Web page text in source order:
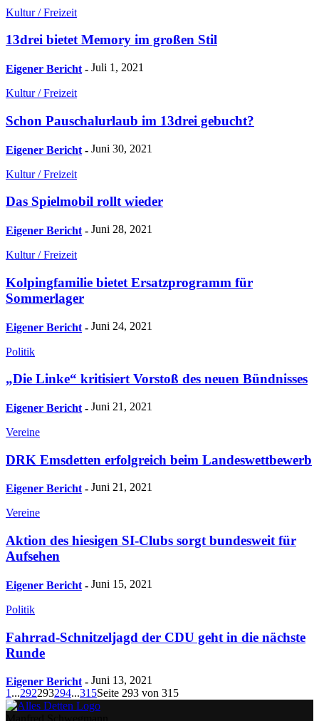
Kultur / Freizeit
13drei bietet Memory im großen Stil
Eigener Bericht - Juli 1, 2021
Kultur / Freizeit
Schon Pauschalurlaub im 13drei gebucht?
Eigener Bericht - Juni 30, 2021
Kultur / Freizeit
Das Spielmobil rollt wieder
Eigener Bericht - Juni 28, 2021
Kultur / Freizeit
Kolpingfamilie bietet Ersatzprogramm für
Sommerlager
Eigener Bericht - Juni 24, 2021
Politik
„Die Linke“ kritisiert Vorstoß des neuen Bündnisses
Eigener Bericht - Juni 21, 2021
Vereine
DRK Emsdetten erfolgreich beim Landeswettbewerb
Eigener Bericht - Juni 21, 2021
Vereine
Aktion des hiesigen SI-Clubs sorgt bundesweit für
Aufsehen
Eigener Bericht - Juni 15, 2021
Politik
Fahrrad-Schnitzeljagd der CDU geht in die nächste
Runde
Eigener Bericht - Juni 13, 2021
1 ...292293294...315Seite 293 von 315